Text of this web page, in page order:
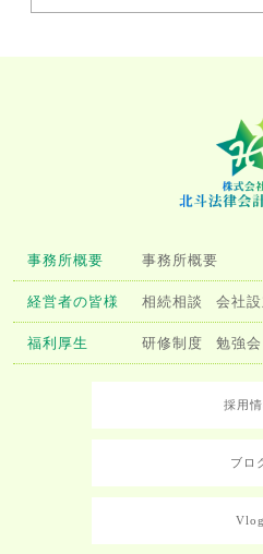
事務所概要 事務所概要
経営者の皆様 相続相談 会社設
福利厚生 研修制度 勉強会
採用
ブロ
Vlog